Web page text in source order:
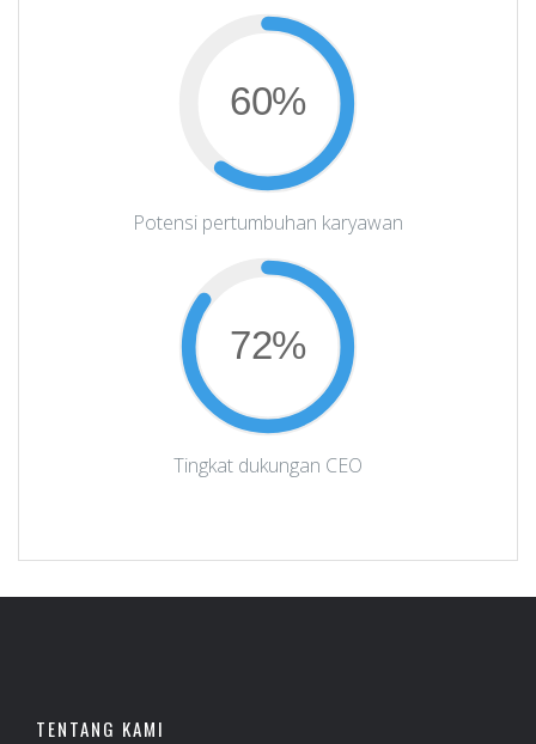
60%
Potensi pertumbuhan karyawan
72%
Tingkat dukungan CEO
TENTANG KAMI